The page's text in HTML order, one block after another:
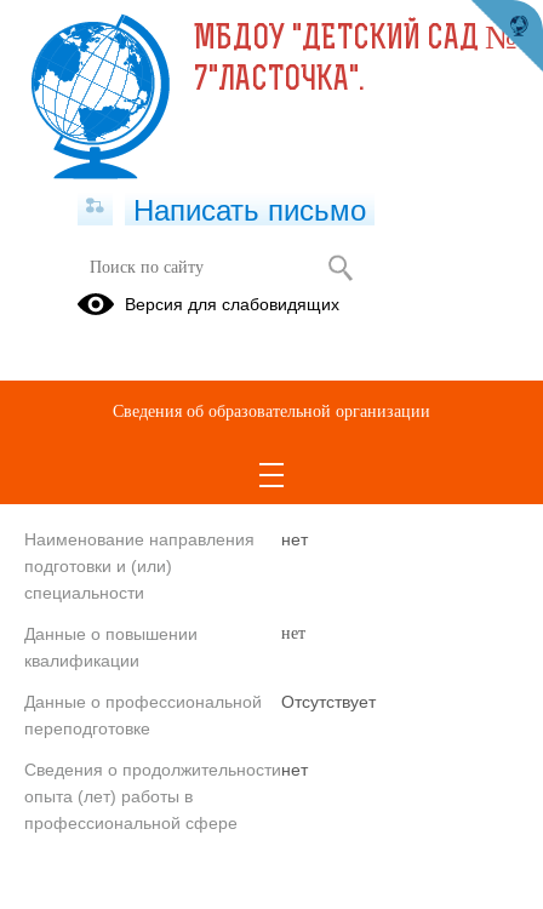
Изиева Умугайбат
Телефон8(928)556-40-05
Наименование направления
подготовки и (или)
специальности
нет
Данные о повышении
квалификации
нет
Данные о профессиональной
переподготовке
Отсутствует
Сведения о продолжительности
опыта (лет) работы в
профессиональной сфере
нет
МБДОУ "ДЕТСКИЙ САД №
7"ЛАСТОЧКА".
Написать письмо
Версия для слабовидящих
Сведения об образовательной организации